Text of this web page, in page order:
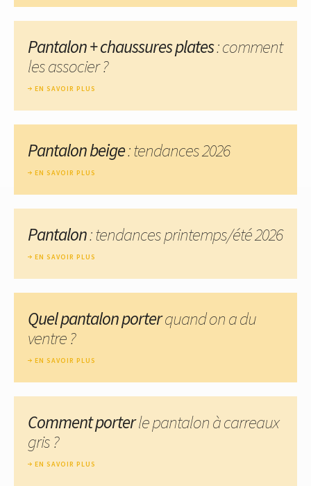
Pantalon + chaussures plates: comment
les associer ?
EN SAVOIR PLUS
Pantalon beige: tendances 2026
EN SAVOIR PLUS
Pantalon: tendances printemps/été 2026
EN SAVOIR PLUS
Quel pantalon porterquand on a du
ventre ?
EN SAVOIR PLUS
Comment porterle pantalon à carreaux
gris ?
EN SAVOIR PLUS